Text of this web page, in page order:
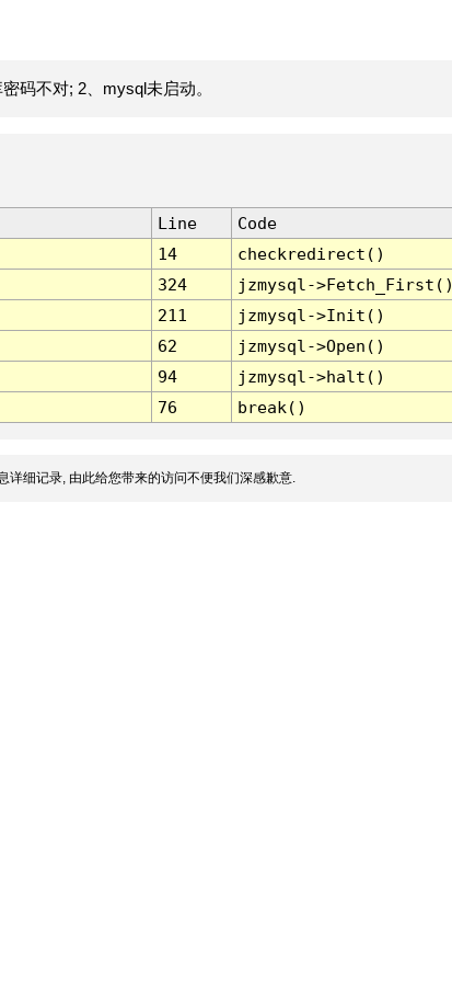
码不对; 2、mysql未启动。
Line
Code
14
checkredirect()
324
jzmysql-
211
jzmysql->Init()
62
jzmysql->Open()
94
jzmysql->halt()
76 break()
详细记录, 由此给您带来的访问不便我们深感歉意.